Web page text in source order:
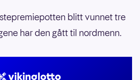
blitt vunnet tre
har den gått til nordmenn.